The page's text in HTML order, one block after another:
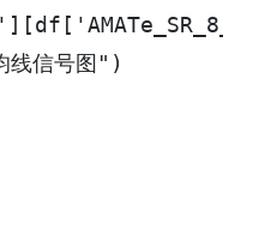
信号图")